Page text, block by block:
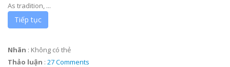
As tradition, ...
Tiếp tục
Nhãn : Không có thẻ
Thảo luận : 27 Comments